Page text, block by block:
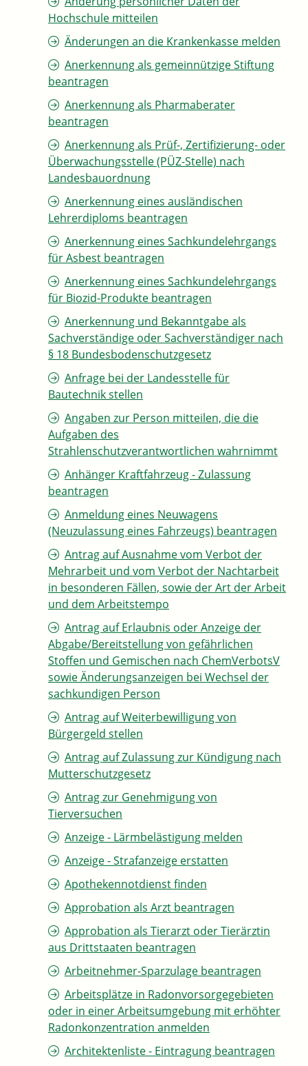
Hochschule mitteilen
Änderungen an die Krankenkasse melden
Anerkennung als gemeinnützige Stiftung
beantragen
Anerkennung als Pharmaberater
beantragen
Anerkennung als Prüf-, Zertifizierung- oder
Überwachungsstelle (PÜZ-Stelle) nach
Landesbauordnung
Anerkennung eines ausländischen
Lehrerdiploms beantragen
Anerkennung eines Sachkundelehrgangs
für Asbest beantragen
Anerkennung eines Sachkundelehrgangs
für Biozid-Produkte beantragen
Anerkennung und Bekanntgabe als
Sachverständige oder Sachverständiger nach
§ 18 Bundesbodenschutzgesetz
Anfrage bei der Landesstelle für
Bautechnik stellen
Angaben zur Person mitteilen, die die
Aufgaben des
Strahlenschutzverantwortlichen wahrnimmt
Anhänger Kraftfahrzeug - Zulassung
beantragen
Anmeldung eines Neuwagens
(Neuzulassung eines Fahrzeugs) beantragen
Antrag auf Ausnahme vom Verbot der
Mehrarbeit und vom Verbot der Nachtarbeit
in besonderen Fällen, sowie der Art der Arbeit
und dem Arbeitstempo
Antrag auf Erlaubnis oder Anzeige der
Abgabe/Bereitstellung von gefährlichen
Stoffen und Gemischen nach ChemVerbotsV
sowie Änderungsanzeigen bei Wechsel der
sachkundigen Person
Antrag auf Weiterbewilligung von
Bürgergeld stellen
Antrag auf Zulassung zur Kündigung nach
Mutterschutzgesetz
Antrag zur Genehmigung von
Tierversuchen
Anzeige - Lärmbelästigung melden
Anzeige - Strafanzeige erstatten
Apothekennotdienst finden
Approbation als Arzt beantragen
Approbation als Tierarzt oder Tierärztin
aus Drittstaaten beantragen
Arbeitnehmer-Sparzulage beantragen
Arbeitsplätze in Radonvorsorgegebieten
oder in einer Arbeitsumgebung mit erhöhter
Radonkonzentration anmelden
Architektenliste - Eintragung beantragen